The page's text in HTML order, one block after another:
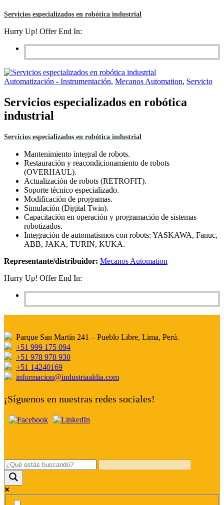
Servicios especializados en robótica industrial
Hurry Up! Offer End In:
Automatización - Instrumentación, Mecanos Automation, Servicio
Servicios especializados en robótica
industrial
Servicios especializados en robótica industrial
Mantenimiento integral de robots.
Restauración y reacondicionamiento de robots
(OVERHAUL).
Actualización de robots (RETROFIT).
Soporte técnico especializado.
Modificación de programas.
Simulación (Digital Twin).
Capacitación en operación y programación de sistemas
robotizados.
Integración de automatismos con robots: YASKAWA, Fanuc,
ABB, JAKA, TURIN, KUKA.
Representante/distribuidor: Mecanos Automation
Hurry Up! Offer End In:
Parque San Martín 241 – Pueblo Libre, Lima, Perú.
+51 999 175 094
+51 978 978 930
+51 14240169
informacion@industriaaldia.com
¡Síguenos en nuestras redes sociales!